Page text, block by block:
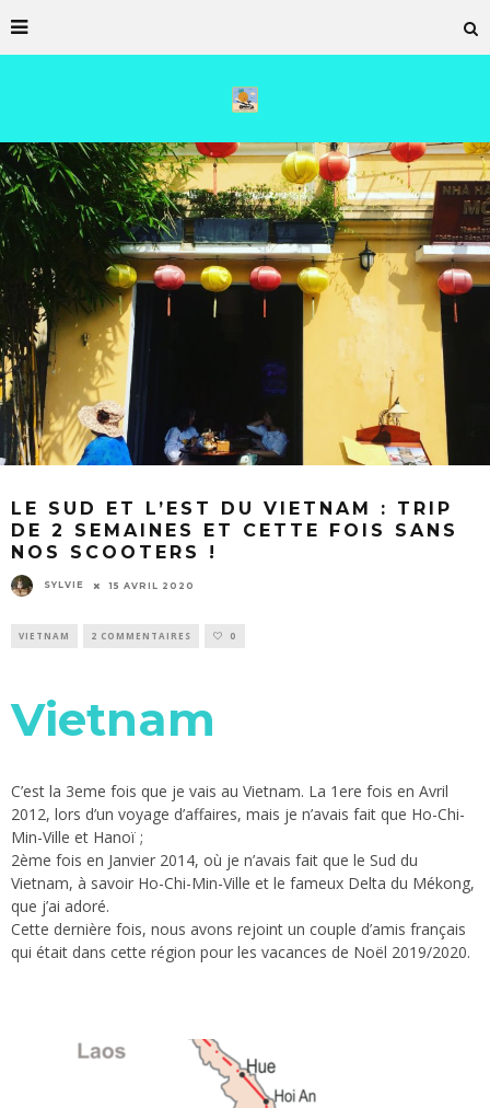
LE SUD ET L’EST DU VIETNAM : TRIP
DE 2 SEMAINES ET CETTE FOIS SANS
NOS SCOOTERS !
SYLVIE 15 AVRIL 2020
VIETNAM 2 COMMENTAIRES 0
Vietnam
C’est la 3eme fois que je vais au Vietnam. La 1ere fois en Avril
2012, lors d’un voyage d’affaires, mais je n’avais fait que Ho-Chi-
Min-Ville et Hanoï ;
2ème fois en Janvier 2014, où je n’avais fait que le Sud du
Vietnam, à savoir Ho-Chi-Min-Ville et le fameux Delta du Mékong,
que j’ai adoré.
Cette dernière fois, nous avons rejoint un couple d’amis français
qui était dans cette région pour les vacances de Noël 2019/2020.